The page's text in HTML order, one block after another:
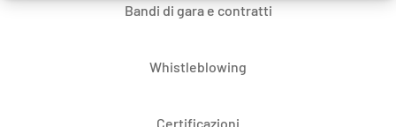
Bandi di gara e contratti
Whistleblowing
Certificazioni